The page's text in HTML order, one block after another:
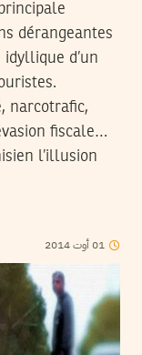
dérangeantes
d’un
narcotrafic,
fiscale…
l’illusion
01أوت2014